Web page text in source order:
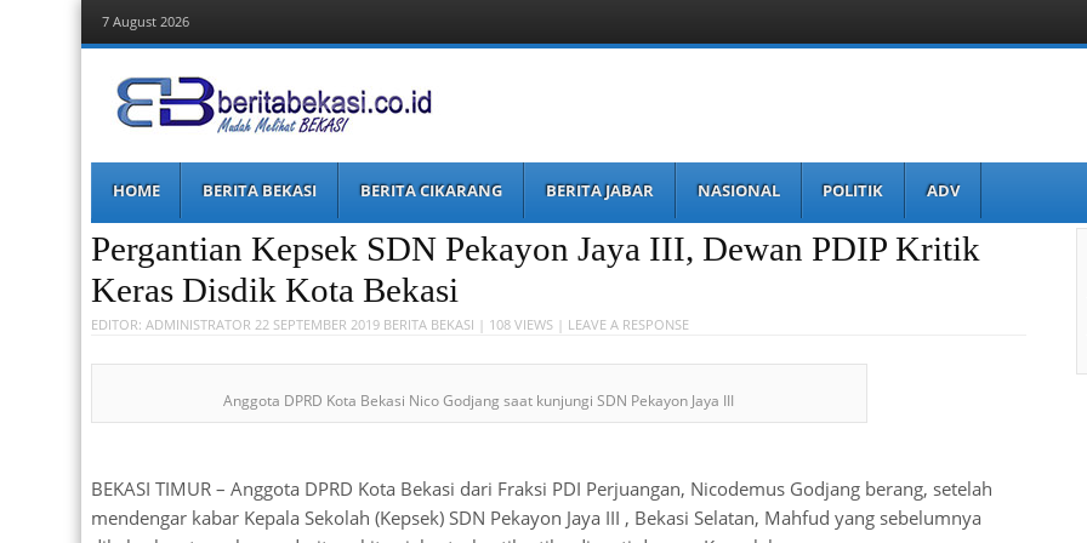
7 August 2026
Berita Bekasi
Mudah Melihat Bekasi
Menu
content
HOME BERITA BEKASI BERITA CIKARANG BERITA JABAR NASIONAL POLITIK ADV
Pergantian Kepsek SDN Pekayon Jaya III, Dewan PDIP Kritik
Keras Disdik Kota Bekasi
EDITOR: ADMINISTRATOR 22 SEPTEMBER 2019 BERITA BEKASI | 108 VIEWS | LEAVE A RESPONSE
Anggota DPRD Kota Bekasi Nico Godjang saat kunjungi SDN Pekayon Jaya III
BEKASI TIMUR – Anggota DPRD Kota Bekasi dari Fraksi PDI Perjuangan, Nicodemus Godjang berang, setelah
mendengar kabar Kepala Sekolah (Kepsek) SDN Pekayon Jaya III , Bekasi Selatan, Mahfud yang sebelumnya